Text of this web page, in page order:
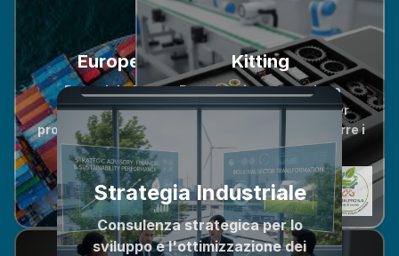
Strategia Industriale
Consulenza strategica per lo
sviluppo e l'ottimizzazione dei
European Hub
Rete globale di fornitori
certificati per processi
produttivi d'eccellenza e supply
chain sostenibili.
Kitting
Progettazione e gestione
integrata di componenti per
ottimizzare la logistica e ridurre i
tempi di assemblaggio.